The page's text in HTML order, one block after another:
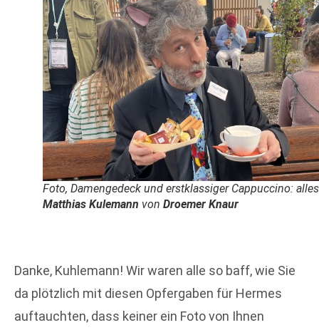
Foto, Damengedeck und erstklassiger Cappuccino: alles
Matthias Kulemann von Droemer Knaur
Danke, Kuhlemann! Wir waren alle so baff, wie Sie
da plötzlich mit diesen Opfergaben für Hermes
auftauchten, dass keiner ein Foto von Ihnen